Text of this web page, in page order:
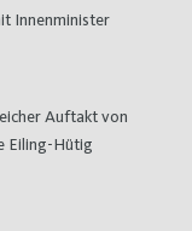
Innenminister
Auftakt von
Eiling-Hütig